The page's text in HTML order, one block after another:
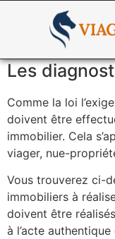
Les
Comme la loi
doivent être
immobilier. Cela
viager, nue-
Vous trouverez ci-
immobiliers à
doivent être
à l’acte